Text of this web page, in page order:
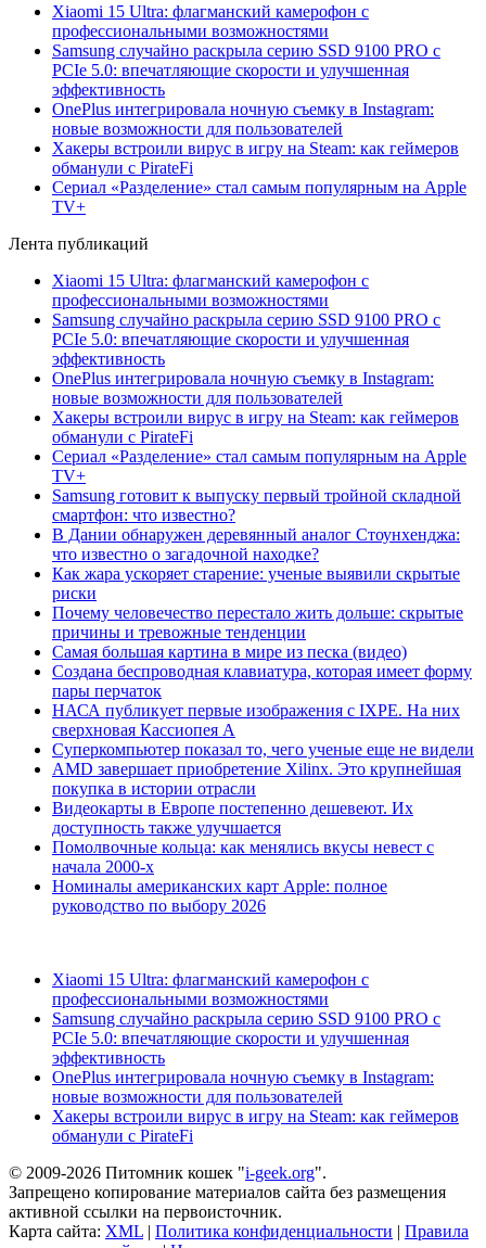
Xiaomi 15 Ultra: флагманский камерофон с
профессиональными возможностями
Samsung случайно раскрыла серию SSD 9100 PRO с
PCIe 5.0: впечатляющие скорости и улучшенная
эффективность
OnePlus интегрировала ночную съемку в Instagram:
новые возможности для пользователей
Хакеры встроили вирус в игру на Steam: как геймеров
обманули с PirateFi
Сериал «Разделение» стал самым популярным на Apple
TV+
Лента публикаций
Xiaomi 15 Ultra: флагманский камерофон с
профессиональными возможностями
Samsung случайно раскрыла серию SSD 9100 PRO с
PCIe 5.0: впечатляющие скорости и улучшенная
эффективность
OnePlus интегрировала ночную съемку в Instagram:
новые возможности для пользователей
Хакеры встроили вирус в игру на Steam: как геймеров
обманули с PirateFi
Сериал «Разделение» стал самым популярным на Apple
TV+
Samsung готовит к выпуску первый тройной складной
смартфон: что известно?
В Дании обнаружен деревянный аналог Стоунхенджа:
что известно о загадочной находке?
Как жара ускоряет старение: ученые выявили скрытые
риски
Почему человечество перестало жить дольше: скрытые
причины и тревожные тенденции
Самая большая картина в мире из песка (видео)
Создана беспроводная клавиатура, которая имеет форму
пары перчаток
НАСА публикует первые изображения с IXPE. На них
сверхновая Кассиопея А
Суперкомпьютер показал то, чего ученые еще не видели
AMD завершает приобретение Xilinx. Это крупнейшая
покупка в истории отрасли
Видеокарты в Европе постепенно дешевеют. Их
доступность также улучшается
Помолвочные кольца: как менялись вкусы невест с
начала 2000-х
Номиналы американских карт Apple: полное
руководство по выбору 2026
Xiaomi 15 Ultra: флагманский камерофон с
профессиональными возможностями
Samsung случайно раскрыла серию SSD 9100 PRO с
PCIe 5.0: впечатляющие скорости и улучшенная
эффективность
OnePlus интегрировала ночную съемку в Instagram:
новые возможности для пользователей
Хакеры встроили вирус в игру на Steam: как геймеров
обманули с PirateFi
© 2009-2026 Питомник кошек "i-geek.org".
Запрещено копирование материалов сайта без размещения
активной ссылки на первоисточник.
Карта сайта: XML | Политика конфиденциальности | Правила